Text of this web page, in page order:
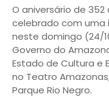
O aniversário de
celebrado com uma
neste domingo (24/
Governo do
Estado de Cultura e
no Teatro
Parque Rio Negro.